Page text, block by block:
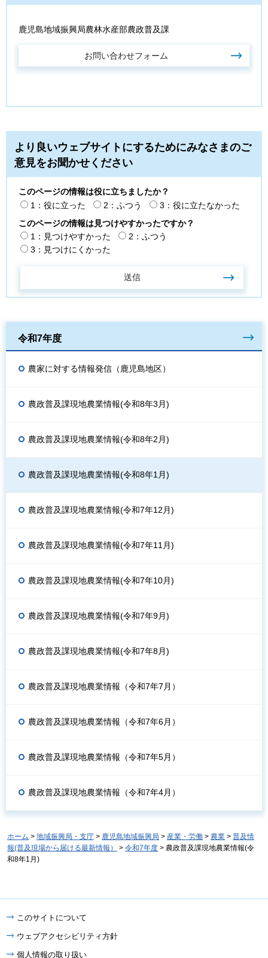
鹿児島地域振興局農林水産部農政普及課
より良いウェブサイトにするためにみなさまのご
意見をお聞かせください
このページの情報は役に立ちましたか？
1：役に立った
2：ふつう
3：役に立たなかった
このページの情報は見つけやすかったですか？
1：見つけやすかった
2：ふつう
3：見つけにくかった
令和7年度
農家に対する情報発信（鹿児島地区）
農政普及課現地農業情報(令和8年3月)
農政普及課現地農業情報(令和8年2月)
農政普及課現地農業情報(令和8年1月)
農政普及課現地農業情報(令和7年12月)
農政普及課現地農業情報(令和7年11月)
農政普及課現地農業情報(令和7年10月)
農政普及課現地農業情報(令和7年9月)
農政普及課現地農業情報(令和7年8月)
農政普及課現地農業情報（令和7年7月）
農政普及課現地農業情報（令和7年6月）
農政普及課現地農業情報（令和7年5月）
農政普及課現地農業情報（令和7年4月）
ホーム > 地域振興局・支庁 > 鹿児島地域振興局 > 産業・労働 > 農業 > 普及情
報(普及現場から届ける最新情報）
> 令和7年度 > 農政普及課現地農業情報(令
和8年1月)
このサイトについて
ウェブアクセシビリティ方針
個人情報の取り扱い